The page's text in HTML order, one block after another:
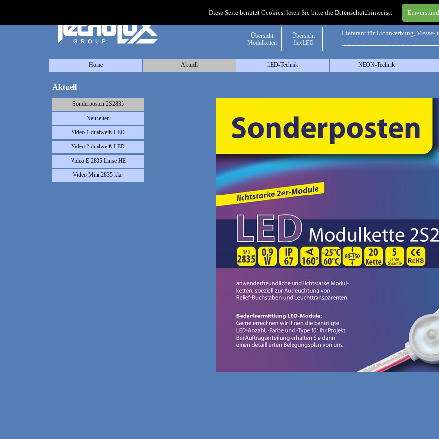
Diese Seite benutzt Cookies, lesen Sie bitte die Datenschutzhinweise.
Home Aktuell LED-Technik NEON-Technik
LED. NEON.
Lieferant für Lichtwerbung, Messe-
Übersicht
Modulketten
Übersicht
flexLED
Aktuell
Sonderposten 2S2835
Neuheiten
Video 1 dualweiß-LED
Video 2 dualweiß-LED
Video E 2835 Linse HE
Video Mini 2835 klar